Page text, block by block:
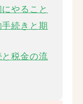
やること
続きと期
税金の流